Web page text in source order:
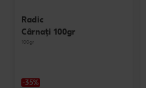
Radic
Cârnaţi 100gr
100gr
-35%